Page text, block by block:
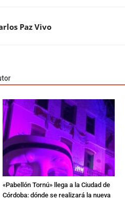
Paz Vivo
«Pabellón Tornú» llega a la Ciudad de
Córdoba: dónde se realizará la nueva